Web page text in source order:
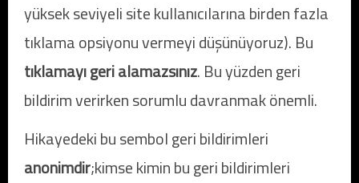
yüksek seviyeli site kullanıcılarına birden fazla
tıklama opsiyonu vermeyi düşünüyoruz). Bu
tıklamayıgeri alamazsınız. Bu yüzden geri
bildirim verirken sorumlu davranmak önemli.
Hikayedeki bu sembol geri bildirimleri
anonimdir;kimse kimin bu geri bildirimleri